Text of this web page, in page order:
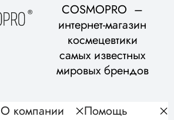
COSMOPRO –
интернет-магазин
космецевтики
самых известных
мировых брендов
О компании Помощь